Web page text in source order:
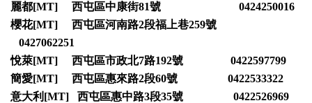
麗都[MT] 西屯區中康街81號 0424250016
櫻花[MT] 西屯區河南路2段福上巷259號
0427062251
悅萊[MT] 西屯區市政北7路192號 0422597799
簡愛[MT] 西屯區惠來路2段60號 0422533322
意大利[MT] 西屯區惠中路3段35號 0422526969